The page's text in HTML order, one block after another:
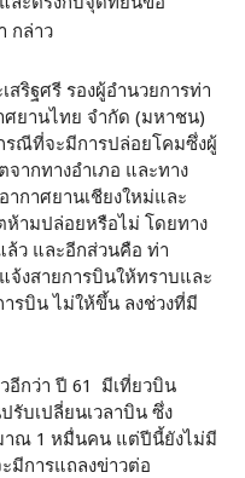
กล่าว
สริฐศรี รองผู้อำนวยการท่า
ศยานไทย จำกัด (มหาชน)
รณีที่จะมีการปล่อยโคมซึ่งผู้
ากทางอำเภอ และทาง
กาศยานเชียงใหม่และ
ห้ามปล่อยหรือไม่ โดยทาง
ล้ว และอีกส่วนคือ ท่า
จ้งสายการบินให้ทราบและ
รบิน ไม่ให้ขึ้น ลงช่วงที่มี
อีกว่า ปี 61 มีเที่ยวบิน
รับเปลี่ยนเวลาบิน ซึ่ง
าณ 1 หมื่นคน แต่ปีนี้ยังไม่มี
มีการแถลงข่าวต่อ